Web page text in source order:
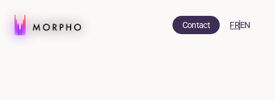
Contact FREN